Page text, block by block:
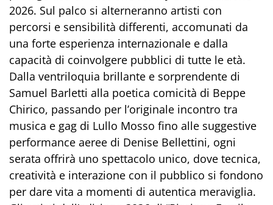
2026. Sul palco si alterneranno artisti con
percorsi e sensibilità differenti, accomunati da
una forte esperienza internazionale e dalla
capacità di coinvolgere pubblici di tutte le età.
Dalla ventriloquia brillante e sorprendente di
Samuel Barletti alla poetica comicità di Beppe
Chirico, passando per l’originale incontro tra
musica e gag di Lullo Mosso fino alle suggestive
performance aeree di Denise Bellettini, ogni
serata offrirà uno spettacolo unico, dove tecnica,
creatività e interazione con il pubblico si fondono
per dare vita a momenti di autentica meraviglia.